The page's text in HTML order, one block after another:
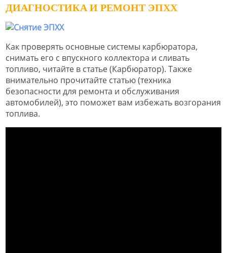
ДИАГНОСТИКА И РЕМОНТ ЭПХХ
Как проверять основные системы карбюратора,
снимать его с впускного коллектора и сливать
топливо, читайте в статье (Карбюратор). Также
внимательно прочитайте статью (техника
безопасности для ремонта и обслуживания
автомобилей), это поможет вам избежать возгорания
топлива.